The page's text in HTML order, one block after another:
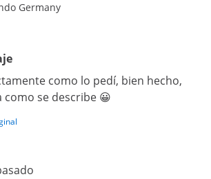
Germany
como lo pedí, bien hecho,
como se describe 😀